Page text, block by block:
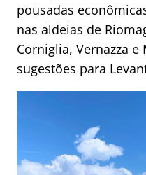
pousadas
nas aldeias de
Corniglia, Vernazza
sugestões para